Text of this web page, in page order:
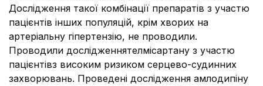
Дослідження такої комбінації препаратів з участю
пацієнтів інших популяцій, крім хворих на
артеріальну гіпертензію, не проводили.
Проводили дослідженнятелмісартану з участю
пацієнтівз високим ризиком серцево-судинних
захворювань. Проведені дослідження амлодипіну